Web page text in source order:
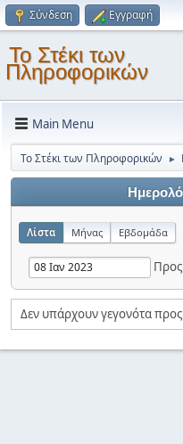
Σύνδεση Εγγραφή
Το Στέκι των
Πληροφορικών
Main Menu
Το Στέκι των Πληροφορικών ►
Λίστα Μήνας Εβδομάδα
Προς
Δεν υπάρχουν γεγονότα